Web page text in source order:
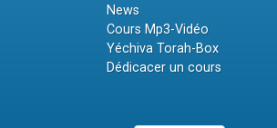
News
Cours Mp3-Vidéo
Yéchiva Torah-Box
Dédicacer un cours